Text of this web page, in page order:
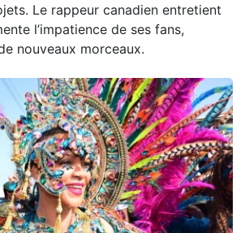
Le rappeur canadien entretient
l’impatience de ses fans,
nouveaux morceaux.